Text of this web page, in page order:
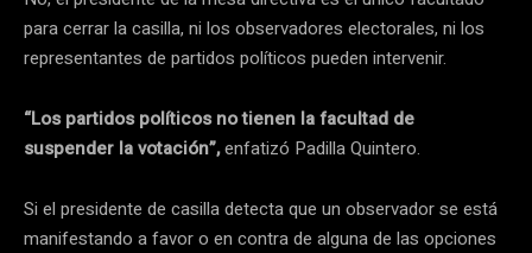
para cerrar la casilla, ni los observadores electorales, ni los
representantes de partidos políticos pueden intervenir.
“Los partidos políticos no tienen la facultad de
suspender la votación”,enfatizó Padilla Quintero.
Si el presidente de casilla detecta que un observador se está
manifestando a favor o en contra de alguna de las opciones